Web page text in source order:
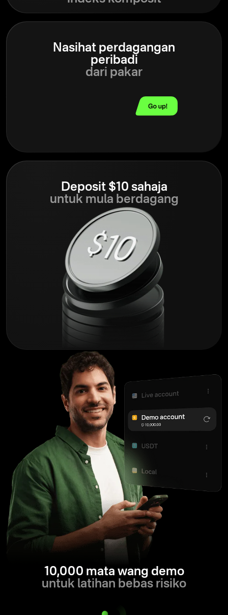
Nasihat perdagangan
peribadi
dari pakar
Deposit $10 sahaja
untuk mula berdagang
10,000 mata wang demo
untuk latihan bebas risiko